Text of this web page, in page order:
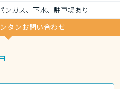
ンガス、下水、駐車場あり
タンお問い合わせ